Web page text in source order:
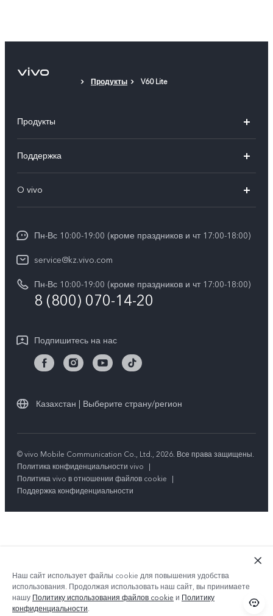
Продукты V60 Lite
Продукты
V40
V30 5G
Y36
TWS 3e
Поддержка
Сервисные центры
Funtouch OS
IMEI аутентификация
Обновление системы
Запрос хода ремонта
O vivo
Пресс-центр
Карьера в vivo
Юридическая информация
Центр конфиденциальности vivo
Стабильность
Пн-Вс 10:00-19:00 (кроме праздников и чт 17:00-18:00)
service@kz.vivo.com
Пн-Вс 10:00-19:00 (кроме праздников и чт 17:00-18:00)
8 (800) 070-14-20
Подпишитесь на нас
Казахстан | Выберите страну/регион
© vivo Mobile Communication Co., Ltd., 2026. Все права защищены.
Политика конфиденциальности vivo
|
Политика vivo в отношении файлов cookie
|
Поддержка конфиденциальности
Наш сайт использует файлы cookie для повышения удобства
использования. Продолжая использовать наш сайт, вы принимаете
нашу Политику использования файлов cookie и Политику
конфиденциальности.